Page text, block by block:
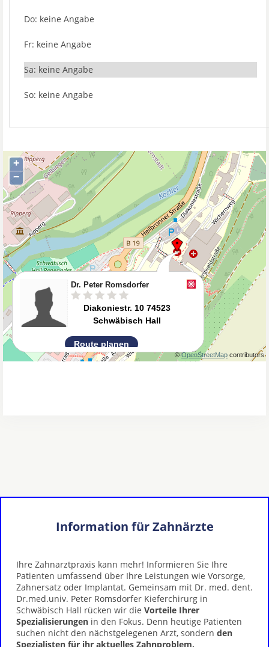
Do: keine Angabe
Fr: keine Angabe
Sa: keine Angabe
So: keine Angabe
Information für Zahnärzte
Ihre Zahnarztpraxis kann mehr! Informieren Sie Ihre
Patienten umfassend über Ihre Leistungen wie Vorsorge,
Zahnersatz oder Implantat. Gemeinsam mit Dr. med. dent.
Dr.med.univ. Peter Romsdorfer Kieferchirurg in
Schwäbisch Hall rücken wir die Vorteile Ihrer
Spezialisierungen in den Fokus. Denn heutige Patienten
suchen nicht den nächstgelegenen Arzt, sondern den
Spezialisten für ihr aktuelles Zahnproblem.